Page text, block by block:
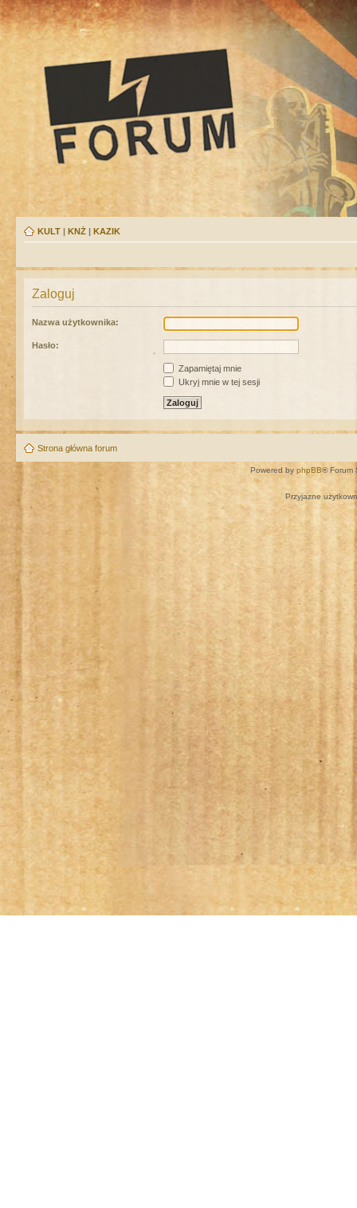
KULT | KNŻ | KAZIK
Zaloguj
Nazwa użytkownika:
Hasło:
Zapamiętaj mnie
Ukryj mnie w tej sesji
Strona główna forum
Powered by phpBB® Forum
Przyjazne